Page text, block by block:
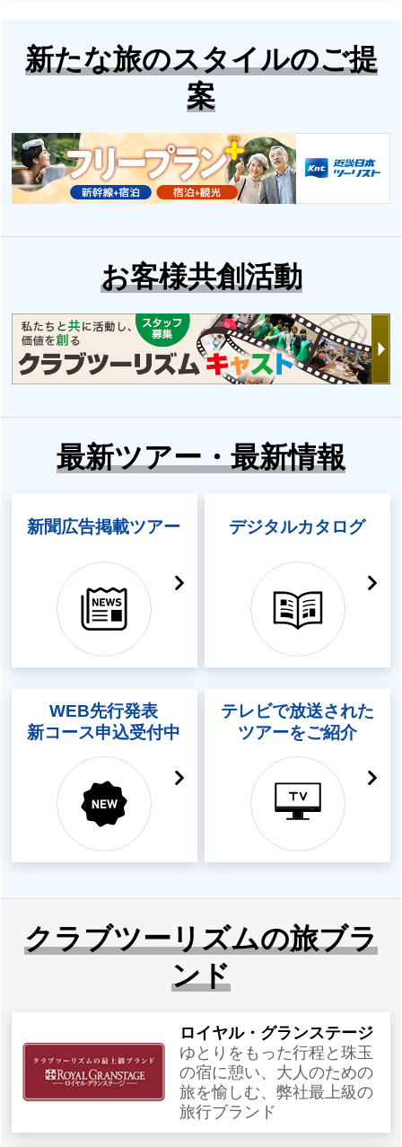
新たな旅のスタイルのご提
案
お客様共創活動
最新ツアー・最新情報
新聞広告掲載ツアー デジタルカタログ
WEB先行発表
新コース申込受付中
テレビで放送された
ツアーをご紹介
クラブツーリズムの旅ブラ
ンド
ロイヤル・グランステージ
ゆとりをもった行程と珠玉
の宿に憩い、大人のための
旅を愉しむ、弊社最上級の
旅行ブランド